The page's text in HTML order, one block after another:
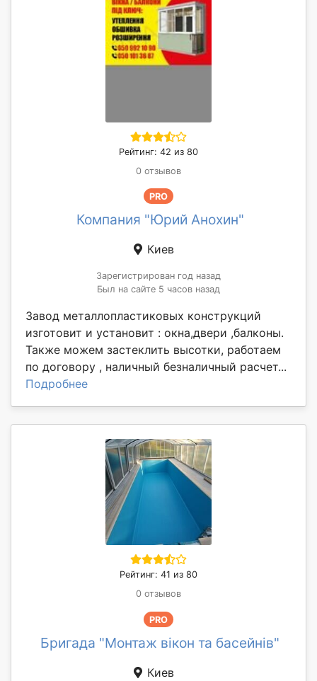
Рейтинг: 42 из 80
0 отзывов
PRO
Компания "Юрий Анохин"
Киев
Зарегистрирован год назад
Был на сайте 5 часов назад
Завод металлопластиковых конструкций
изготовит и установит : окна,двери ,балконы.
Также можем застеклить высотки, работаем
по договору , наличный безналичный расчет...
Подробнее
Рейтинг: 41 из 80
0 отзывов
PRO
Бригада "Монтаж вікон та басейнів"
Киев